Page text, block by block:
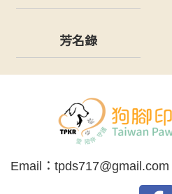
芳名錄
Email： tpds717@gmail.com